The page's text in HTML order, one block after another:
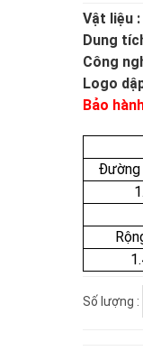
Vật liệu
Dung
Công
Logo
Bảo
Đường
Số lượng :